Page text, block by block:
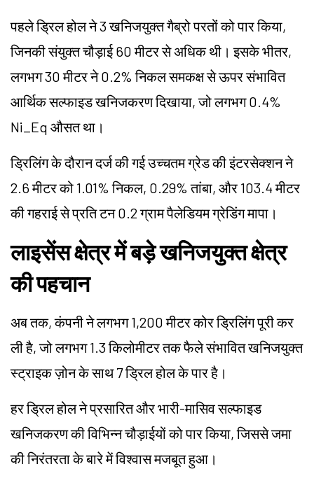
पहले ड्रिल होल ने 3 खनिजयुक्त गैब्रो परतों को पार किया,
जिनकी संयुक्त चौड़ाई 60 मीटर से अधिक थी। इसके भीतर,
लगभग 30 मीटर ने 0.2% निकल समकक्ष से ऊपर संभावित
आर्थिक सल्फाइड खनिजकरण दिखाया, जो लगभग 0.4%
Ni_Eq औसत था।
ड्रिलिंग के दौरान दर्ज की गई उच्चतम ग्रेड की इंटरसेक्शन ने
2.6 मीटर को 1.01% निकल, 0.29% तांबा, और 103.4 मीटर
की गहराई से प्रति टन 0.2 ग्राम पैलेडियम ग्रेडिंग मापा।
लाइसेंस क्षेत्र में बड़े खनिजयुक्त क्षेत्र
की पहचान
अब तक, कंपनी ने लगभग 1,200 मीटर कोर ड्रिलिंग पूरी कर
ली है, जो लगभग 1.3 किलोमीटर तक फैले संभावित खनिजयुक्त
स्ट्राइक ज़ोन के साथ 7 ड्रिल होल के पार है।
हर ड्रिल होल ने प्रसारित और भारी-मासिव सल्फाइड
खनिजकरण की विभिन्न चौड़ाईयों को पार किया, जिससे जमा
की निरंतरता के बारे में विश्वास मजबूत हुआ।